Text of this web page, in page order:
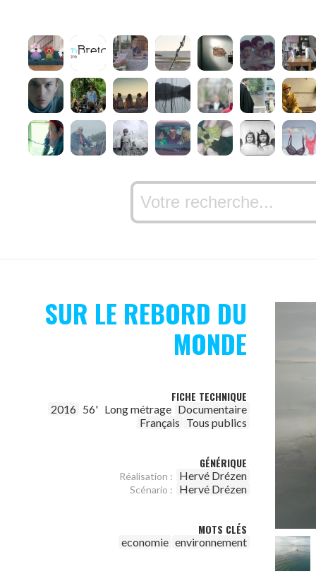
SUR LE REBORD DU
MONDE
FICHE TECHNIQUE
2016 56' Long métrage Documentaire
Français Tous publics
GÉNÉRIQUE
Réalisation : Hervé Drézen
Scénario : Hervé Drézen
MOTS CLÉS
economie environnement